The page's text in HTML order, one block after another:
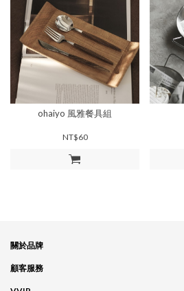
加入購物車
ohaiyo 風雅餐具組
NT$60
關於品牌
品牌概念
服務條款
顧客服務